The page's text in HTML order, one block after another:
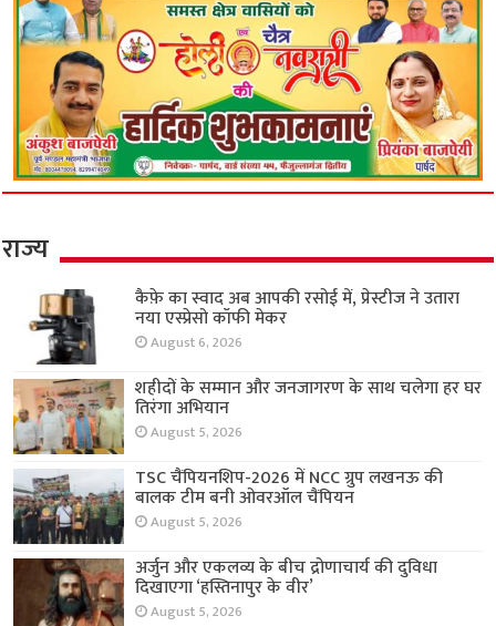
राज्य
कैफ़े का स्वाद अब आपकी रसोई में, प्रेस्टीज ने उतारा
नया एस्प्रेसो कॉफी मेकर
August 6, 2026
शहीदों के सम्मान और जनजागरण के साथ चलेगा हर घर
तिरंगा अभियान
August 5, 2026
TSC चैंपियनशिप-2026 में NCC ग्रुप लखनऊ की
बालक टीम बनी ओवरऑल चैंपियन
August 5, 2026
अर्जुन और एकलव्य के बीच द्रोणाचार्य की दुविधा
दिखाएगा ‘हस्तिनापुर के वीर’
August 5, 2026